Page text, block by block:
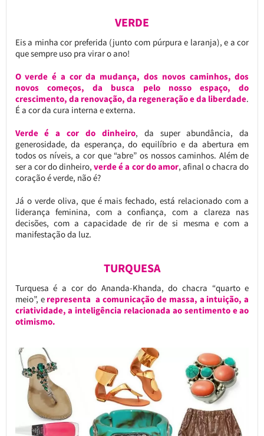
VERDE
Eis a minha cor preferida (junto com púrpura e laranja), e a cor
que sempre uso pra virar o ano!
O verde é a cor da mudança, dos novos caminhos, dos
novos começos, da busca pelo nosso espaço, do
crescimento, da renovação, da regeneração e da liberdade.
É a cor da cura interna e externa.
Verde é a cor do dinheiro, da super abundância, da
generosidade, da esperança, do equilíbrio e da abertura em
todos os níveis, a cor que “abre” os nossos caminhos. Além de
ser a cor do dinheiro,verde é a cor do amor, afinal o chacra do
coração é verde, não é?
Já o verde oliva, que é mais fechado, está relacionado com a
liderança feminina, com a confiança, com a clareza nas
decisões, com a capacidade de rir de si mesma e com a
manifestação da luz.
TURQUESA
Turquesa é a cor do Ananda-Khanda, do chacra “quarto e
meio”, erepresenta a comunicação de massa, a intuição, a
criatividade, a inteligência relacionada ao sentimento e ao
otimismo.